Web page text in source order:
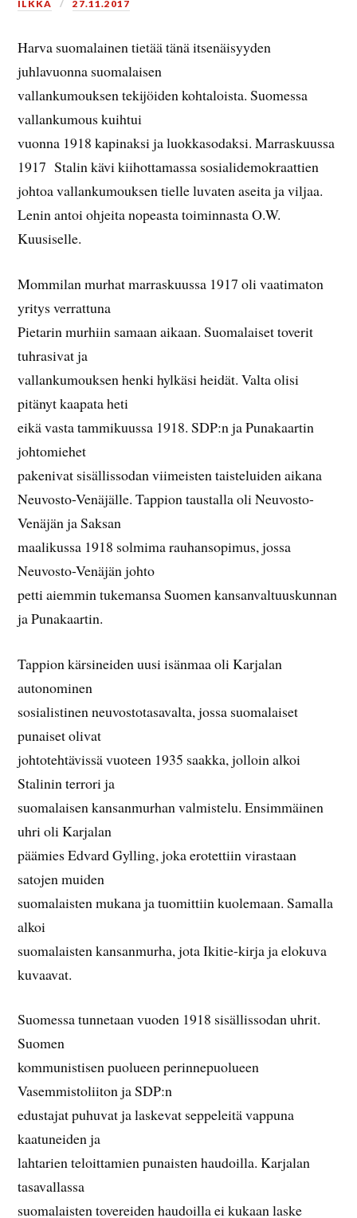
ILKKA 27.11.2017
Harva suomalainen tietää tänä itsenäisyyden
juhlavuonna suomalaisen
vallankumouksen tekijöiden kohtaloista. Suomessa
vallankumous kuihtui
vuonna 1918 kapinaksi ja luokkasodaksi. Marraskuussa
1917 Stalin kävi kiihottamassa sosialidemokraattien
johtoa vallankumouksen tielle luvaten aseita ja viljaa.
Lenin antoi ohjeita nopeasta toiminnasta O.W.
Kuusiselle.
Mommilan murhat marraskuussa 1917 oli vaatimaton
yritys verrattuna
Pietarin murhiin samaan aikaan. Suomalaiset toverit
tuhrasivat ja
vallankumouksen henki hylkäsi heidät. Valta olisi
pitänyt kaapata heti
eikä vasta tammikuussa 1918. SDP:n ja Punakaartin
johtomiehet
pakenivat sisällissodan viimeisten taisteluiden aikana
Neuvosto-Venäjälle. Tappion taustalla oli Neuvosto-
Venäjän ja Saksan
maalikussa 1918 solmima rauhansopimus, jossa
Neuvosto-Venäjän johto
petti aiemmin tukemansa Suomen kansanvaltuuskunnan
ja Punakaartin.
Tappion kärsineiden uusi isänmaa oli Karjalan
autonominen
sosialistinen neuvostotasavalta, jossa suomalaiset
punaiset olivat
johtotehtävissä vuoteen 1935 saakka, jolloin alkoi
Stalinin terrori ja
suomalaisen kansanmurhan valmistelu. Ensimmäinen
uhri oli Karjalan
päämies Edvard Gylling, joka erotettiin virastaan
satojen muiden
suomalaisten mukana ja tuomittiin kuolemaan. Samalla
alkoi
suomalaisten kansanmurha, jota Ikitie-kirja ja elokuva
kuvaavat.
Suomessa tunnetaan vuoden 1918 sisällissodan uhrit.
Suomen
kommunistisen puolueen perinnepuolueen
Vasemmistoliiton ja SDP:n
edustajat puhuvat ja laskevat seppeleitä vappuna
kaatuneiden ja
lahtarien teloittamien punaisten haudoilla. Karjalan
tasavallassa
suomalaisten tovereiden haudoilla ei kukaan laske